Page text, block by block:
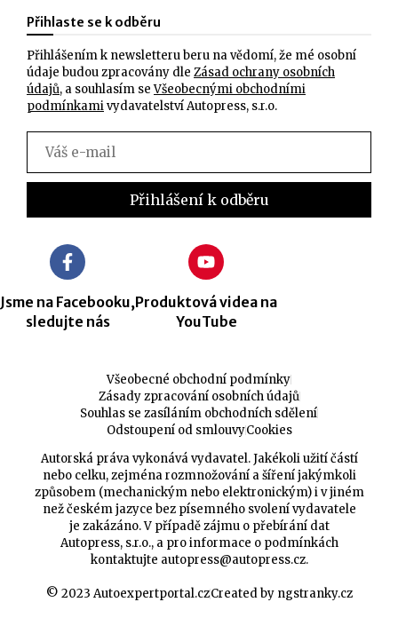
Přihlaste se k odběru
Přihlášením k newsletteru beru na vědomí, že mé osobní
údaje budou zpracovány dle Zásad ochrany osobních
údajů, a souhlasím seVšeobecnými obchodními
podmínkamivydavatelství Autopress, s.r.o.
Jsme na Facebooku,
sledujte nás
Produktová videa na
YouTube
Všeobecné obchodní podmínky
Zásady zpracování osobních údajů
Souhlas se zasíláním obchodních sdělení
Odstoupení od smlouvyCookies
Autorská práva vykonává vydavatel. Jakékoli užití částí
nebo celku, zejména rozmnožování a šíření jakýmkoli
způsobem (mechanickým nebo elektronickým) i v jiném
než českém jazyce bez písemného svolení vydavatele
je zakázáno. V případě zájmu o přebírání dat
Autopress, s.r.o., a pro informace o podmínkách
kontaktujte autopress@autopress.cz.
© 2023 Autoexpertportal.czCreated by ngstranky.cz